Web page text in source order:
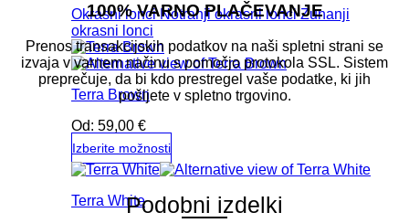
Okrasni lonci Notranji okrasni lonci Zunanji
okrasni lonci
Terra Brown
Od: 59,00 €
Izberite možnosti
Ta
ima
Terra White
100% VARNO PLAČEVANJE
Prenos transakcijskih podatkov na naši spletni strani se
izvaja v varnem načinu s pomočjo protokola SSL. Sistem
preprečuje, da bi kdo prestregel vaše podatke, ki jih
pošljete v spletno trgovino.
Podobni izdelki